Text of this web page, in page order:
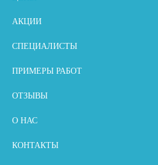
АКЦИИ
СПЕЦИАЛИСТЫ
ПРИМЕРЫ РАБОТ
ОТЗЫВЫ
О НАС
КОНТАКТЫ